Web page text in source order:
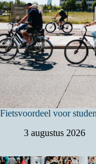
Fietsvoordeel voor
3 augustus 2026